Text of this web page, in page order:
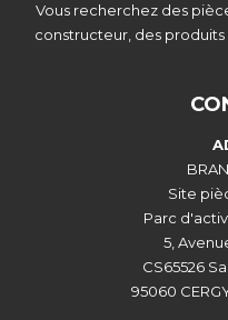
Vous recherchez des
constructeur, des
Site
Parc
5,
CS65526
95060